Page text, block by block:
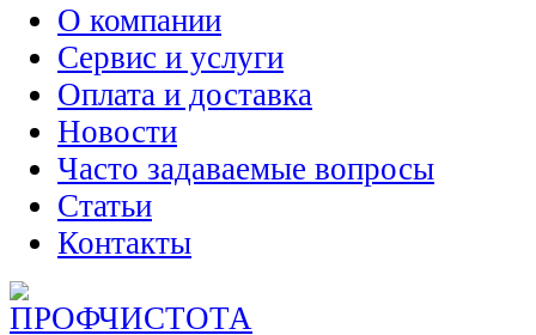
О компании
Сервис и услуги
Оплата и доставка
Новости
Часто задаваемые вопросы
Статьи
Контакты